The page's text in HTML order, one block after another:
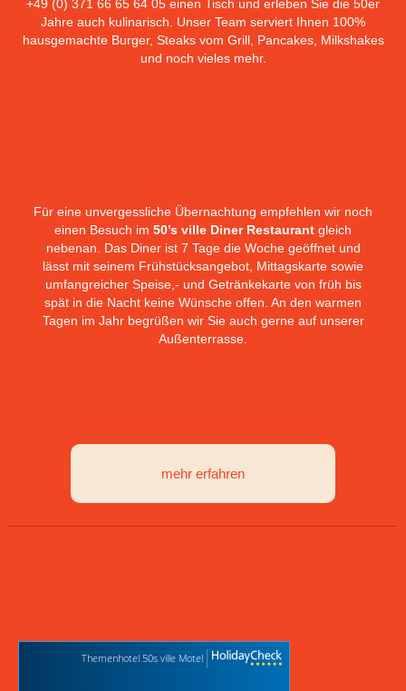
+49 (0) 371 66 65 64 05 einen Tisch und erleben Sie die 50er
Jahre auch kulinarisch. Unser Team serviert Ihnen 100%
hausgemachte Burger, Steaks vom Grill, Pancakes, Milkshakes
und noch vieles mehr.
Für eine unvergessliche Übernachtung empfehlen wir noch
einen Besuch im 50’s ville Diner Restaurant gleich
nebenan. Das Diner ist 7 Tage die Woche geöffnet und
lässt mit seinem Frühstücksangebot, Mittagskarte sowie
umfangreicher Speise,- und Getränkekarte von früh bis
spät in die Nacht keine Wünsche offen. An den warmen
Tagen im Jahr begrüßen wir Sie auch gerne auf unserer
Außenterrasse.
mehr erfahren
Themenhotel 50s ville Motel